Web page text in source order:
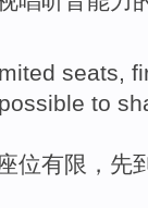
seats
to
位有限 ， 先